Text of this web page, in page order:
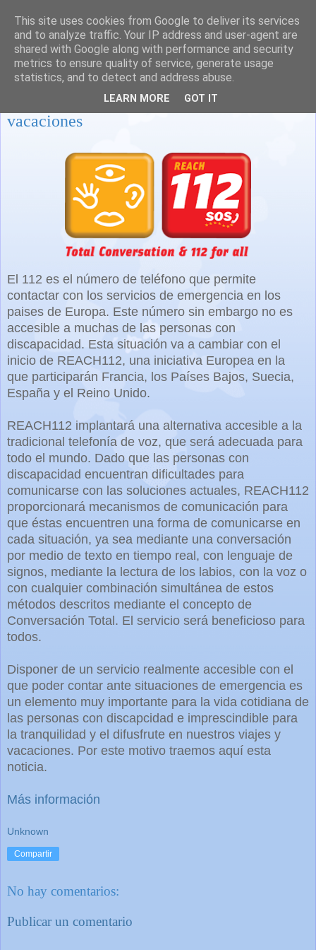
Mayor tranquilidad en nuestros viajes y
vacaciones
El 112 es el número de teléfono que permite
contactar con los servicios de emergencia en los
paises de Europa. Este número sin embargo no es
accesible a muchas de las personas con
discapacidad. Esta situación va a cambiar con el
inicio de REACH112, una iniciativa Europea en la
que participarán Francia, los Países Bajos, Suecia,
España y el Reino Unido.
REACH112 implantará una alternativa accesible a la
tradicional telefonía de voz, que será adecuada para
todo el mundo. Dado que las personas con
discapacidad encuentran dificultades para
comunicarse con las soluciones actuales, REACH112
proporcionará mecanismos de comunicación para
que éstas encuentren una forma de comunicarse en
cada situación, ya sea mediante una conversación
por medio de texto en tiempo real, con lenguaje de
signos, mediante la lectura de los labios, con la voz o
con cualquier combinación simultánea de estos
métodos descritos mediante el concepto de
Conversación Total. El servicio será beneficioso para
todos.
Disponer de un servicio realmente accesible con el
que poder contar ante situaciones de emergencia es
un elemento muy importante para la vida cotidiana de
las personas con discapcidad e imprescindible para
la tranquilidad y el difusfrute en nuestros viajes y
vacaciones. Por este motivo traemos aquí esta
noticia.
Más información
Unknown
Compartir
No hay comentarios:
Publicar un comentario
This site uses cookies from Google to deliver its services
and to analyze traffic. Your IP address and user-agent are
shared with Google along with performance and security
metrics to ensure quality of service, generate usage
statistics, and to detect and address abuse.
LEARN MORE GOT IT